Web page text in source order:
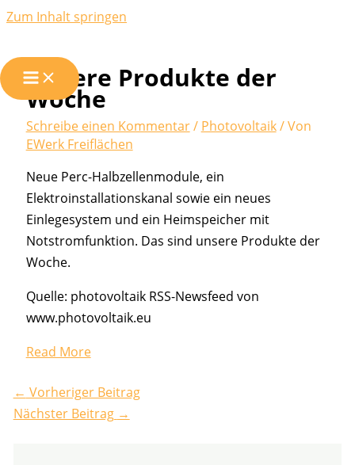
Zum Inhalt springen
Unsere Produkte der
Woche
Schreibe einen Kommentar/ Photovoltaik/ Von
EWerk Freiflächen
Neue Perc-Halbzellenmodule, ein
Elektroinstallationskanal sowie ein neues
Einlegesystem und ein Heimspeicher mit
Notstromfunktion. Das sind unsere Produkte der
Woche.
Quelle: photovoltaik RSS-Newsfeed von
www.photovoltaik.eu
Read More
← Vorheriger Beitrag
Nächster Beitrag →